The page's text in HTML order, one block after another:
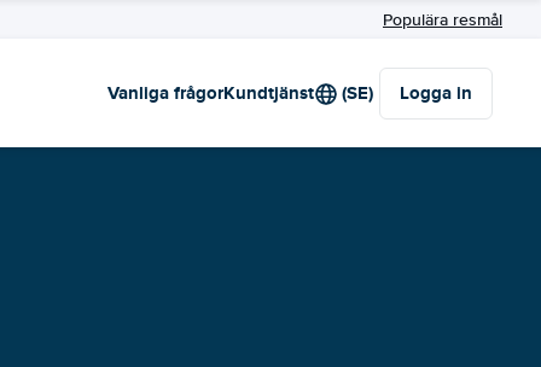
Populära resmål
Vanliga frågorKundtjänst (SE) Logga in